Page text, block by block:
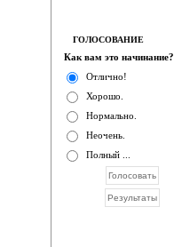
ГОЛОСОВАНИЕ
Как вам это начинание?
Отлично!
Хорошо.
Нормально.
Неочень.
Полный ...